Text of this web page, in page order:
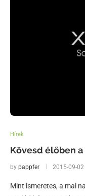
Hírek
Kövesd élőben
by pappfer 2015-09-02
Mint ismeretes, a mai